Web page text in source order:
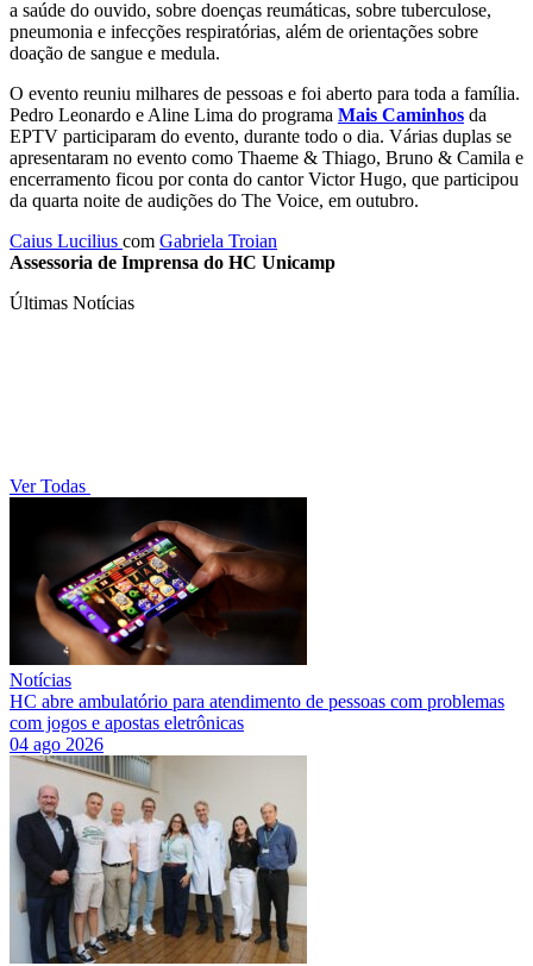
a saúde do ouvido, sobre doenças reumáticas, sobre tuberculose,
pneumonia e infecções respiratórias, além de orientações sobre
doação de sangue e medula.
O evento reuniu milhares de pessoas e foi aberto para toda a família.
Pedro Leonardo e Aline Lima do programa Mais Caminhos da
EPTV participaram do evento, durante todo o dia. Várias duplas se
apresentaram no evento como Thaeme & Thiago, Bruno & Camila e
encerramento ficou por conta do cantor Victor Hugo, que participou
da quarta noite de audições do The Voice, em outubro.
Caius Lucilius com Gabriela Troian
Assessoria de Imprensa do HC Unicamp
Últimas Notícias
Ver Todas
Notícias
HC abre ambulatório para atendimento de pessoas com problemas
com jogos e apostas eletrônicas
04 ago 2026